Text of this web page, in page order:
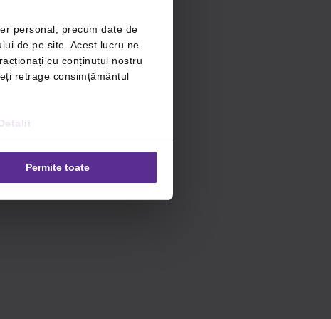
personal, precum date de
de pe site. Acest lucru ne
cu conținutul nostru
retrage consimțământul
Permite toate